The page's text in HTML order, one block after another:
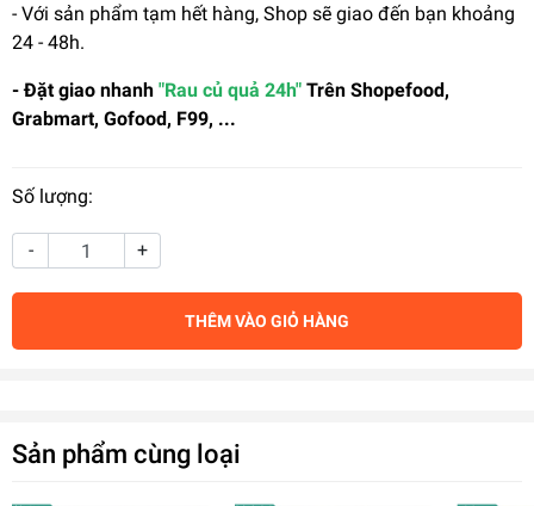
- Với sản phẩm tạm hết hàng, Shop sẽ giao đến bạn khoảng
24 - 48h.
- Đặt giao nhanh "Rau củ quả 24h" Trên Shopefood,
Grabmart, Gofood, F99, ...
Số lượng:
- +
THÊM VÀO GIỎ HÀNG
Sản phẩm cùng loại